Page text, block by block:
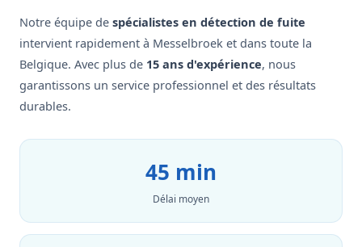
Notre équipe de spécialistes en détection de fuite
intervient rapidement à Messelbroek et dans toute la
Belgique. Avec plus de 15 ans d'expérience, nous
garantissons un service professionnel et des résultats
durables.
45 min
Délai moyen